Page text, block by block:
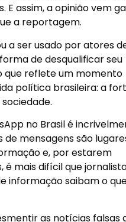
E assim, a opinião vem
a reportagem.
a ser usado por atores
de desqualificar seu
que reflete um momento
política brasileira: a
no Brasil é
de mensagens são
e, por estarem
mais difícil que
informação saibam o
as notícias falsas